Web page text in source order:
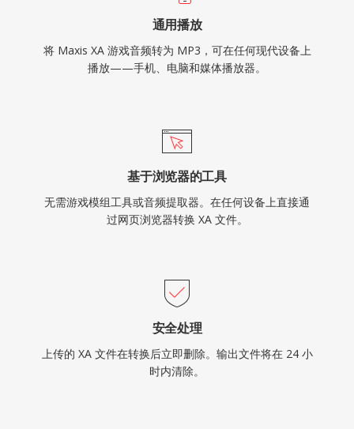
通用播放
将 Maxis XA 游戏音频转为 MP3，可在任何现代设备上
播放——手机、电脑和媒体播放器。
基于浏览器的工具
无需游戏模组工具或音频提取器。在任何设备上直接通
过网页浏览器转换 XA 文件。
安全处理
上传的 XA 文件在转换后立即删除。输出文件将在 24 小
时内清除。